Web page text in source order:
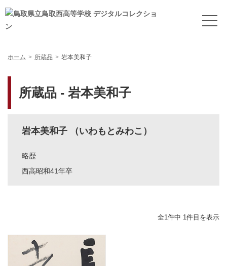
ホーム 所蔵品 岩本美和子
所蔵品 - 岩本美和子
岩本美和子 （いわもとみわこ）
略歴
西高昭和41年卒
全1件中 1件目を表示